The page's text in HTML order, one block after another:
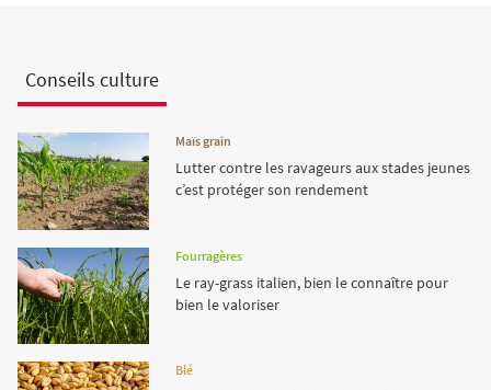
Conseils culture
Maïs grain
Lutter contre les ravageurs aux stades jeunes
c’est protéger son rendement
Fourragères
Le ray-grass italien, bien le connaître pour
bien le valoriser
Blé